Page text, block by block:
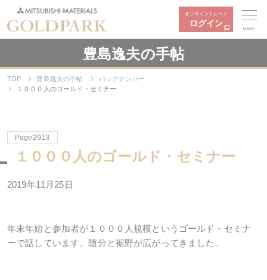
オンライントレード
ログイン
MENU
豊島逸夫の手帖
TOP 豊島逸夫の手帖
バックナンバー
１０００人のゴールド・セミナー
Page2913
１０００人のゴールド・セミナー
2019年11月25日
年末年始と参加者が１０００人規模というゴールド・セミナ
ーで話しています。随分と裾野が広がってきました。